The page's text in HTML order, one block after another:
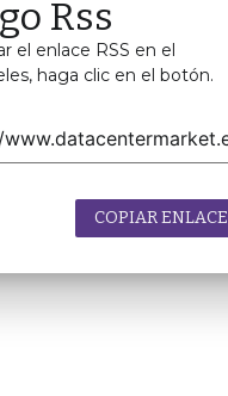
Rss
el enlace RSS en el
haga clic en el botón.
COPIAR ENLACE